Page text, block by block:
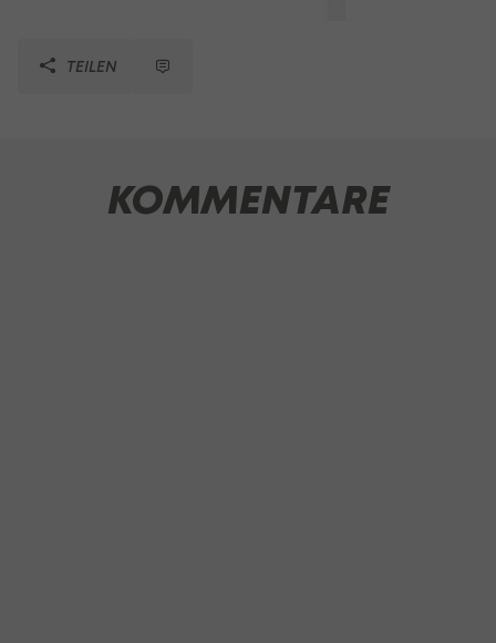
TEILEN
KOMMENTARE